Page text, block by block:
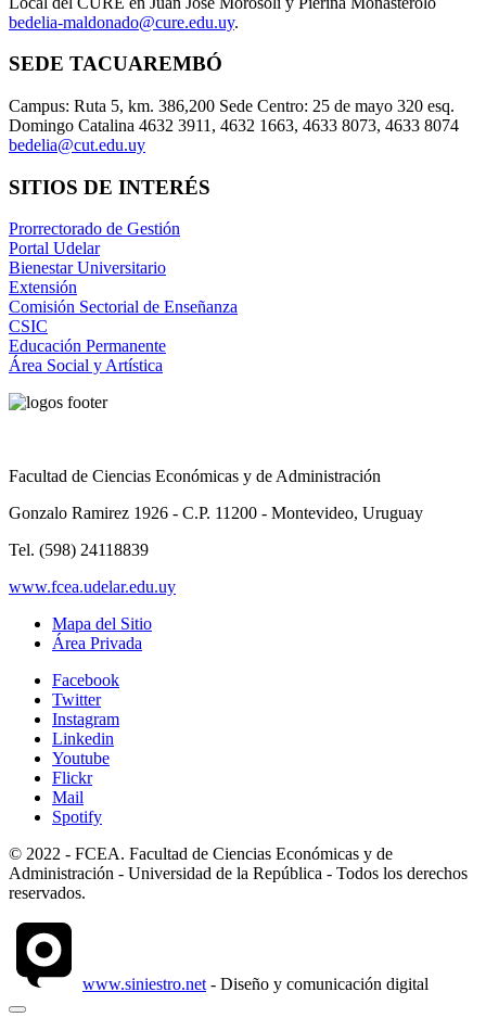
bedelia-maldonado@cure.edu.uy.
SEDE TACUAREMBÓ
Campus: Ruta 5, km. 386,200 Sede Centro: 25 de mayo 320 esq.
Domingo Catalina 4632 3911, 4632 1663, 4633 8073, 4633 8074
bedelia@cut.edu.uy
SITIOS DE INTERÉS
Prorrectorado de Gestión
Portal Udelar
Bienestar Universitario
Extensión
Comisión Sectorial de Enseñanza
CSIC
Educación Permanente
Área Social y Artística
Facultad de Ciencias Económicas y de Administración
Gonzalo Ramirez 1926 - C.P. 11200 - Montevideo, Uruguay
Tel. (598) 24118839
www.fcea.udelar.edu.uy
Mapa del Sitio
Área Privada
Facebook
Twitter
Instagram
Linkedin
Youtube
Flickr
Mail
Spotify
© 2022 - FCEA. Facultad de Ciencias Económicas y de
Administración - Universidad de la República - Todos los derechos
reservados.
www.siniestro.net- Diseño y comunicación digital